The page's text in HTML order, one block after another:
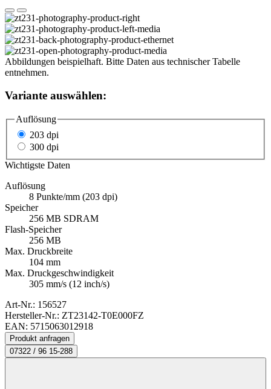
Abbildungen beispielhaft. Bitte Daten aus technischer Tabelle
entnehmen.
Variante auswählen:
Auflösung
203 dpi
300 dpi
Wichtigste Daten
Auflösung
8 Punkte/mm (203 dpi)
Speicher
256 MB SDRAM
Flash-Speicher
256 MB
Max. Druckbreite
104 mm
Max. Druckgeschwindigkeit
305 mm/s (12 inch/s)
Art-Nr.: 156527
Hersteller-Nr.: ZT23142-T0E000FZ
EAN: 5715063012918
Produkt anfragen
07322 / 96 15-288